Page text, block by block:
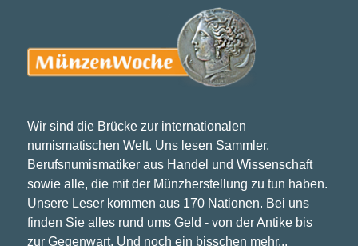
Wir sind die Brücke zur internationalen
numismatischen Welt. Uns lesen Sammler,
Berufsnumismatiker aus Handel und Wissenschaft
sowie alle, die mit der Münzherstellung zu tun haben.
Unsere Leser kommen aus 170 Nationen. Bei uns
finden Sie alles rund ums Geld - von der Antike bis
zur Gegenwart. Und noch ein bisschen mehr...